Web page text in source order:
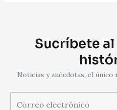
Sucríbete
Noticias y anécdotas, el único